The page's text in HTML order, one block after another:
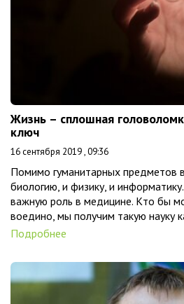
Жизнь – сплошная
ключ
16 сентября 2019 , 09:36
Помимо гуманитарных предметов
биологию, и физику, и
важную роль в медицине. Кто бы
воедино, мы получим такую науку
Подробнее